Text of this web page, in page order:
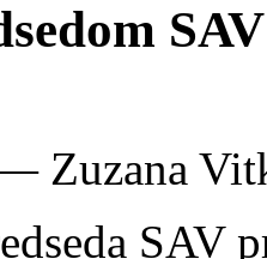
Zuzana
SAV